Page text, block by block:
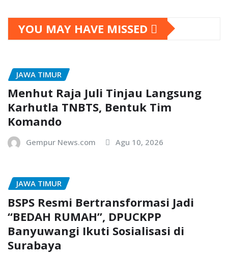
YOU MAY HAVE MISSED
JAWA TIMUR
Menhut Raja Juli Tinjau Langsung
Karhutla TNBTS, Bentuk Tim
Komando
Gempur News.com Agu 10, 2026
JAWA TIMUR
BSPS Resmi Bertransformasi Jadi
“BEDAH RUMAH”, DPUCKPP
Banyuwangi Ikuti Sosialisasi di
Surabaya